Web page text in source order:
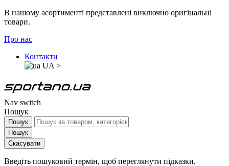
В нашому асортименті представлені виключно оригінальні
товари.
Про нас
Контакти
UA >
Nav switch
Пошук
Пошук
Пошук
Скасувати
Введіть пошуковий термін, щоб переглянути підказки.